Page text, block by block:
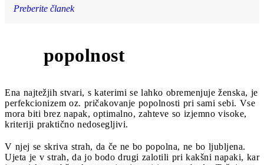
Preberite članek
popolnost
Ena najtežjih stvari, s katerimi se lahko obremenjuje ženska, je
perfekcionizem oz. pričakovanje popolnosti pri sami sebi. Vse
mora biti brez napak, optimalno, zahteve so izjemno visoke,
kriteriji praktično nedosegljivi.
V njej se skriva strah, da če ne bo popolna, ne bo ljubljena.
Ujeta je v strah, da jo bodo drugi zalotili pri kakšni napaki, kar